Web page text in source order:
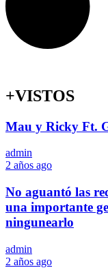
+VISTOS
Mau y Ricky Ft.
admin
2 años ago
No aguantó las
una importante
ningunearlo
admin
2 años ago